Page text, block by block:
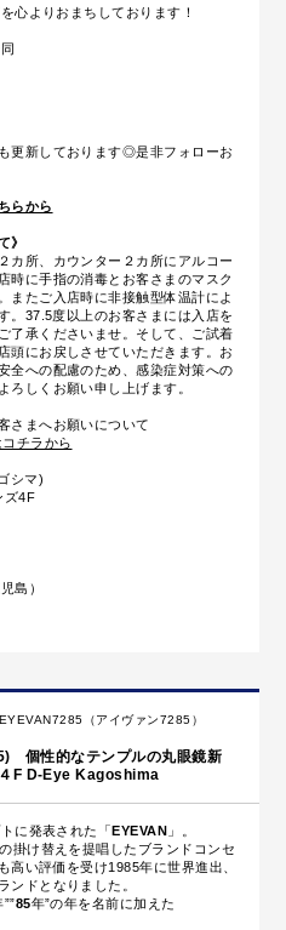
心よりおまちしております！
更新しております◎是非フォローお
らから
》
カ所、カウンター２カ所にアルコー
時に手指の消毒とお客さまのマスク
またご入店時に非接触型体温計によ
。37.5度以上のお客さまには入店を
了承くださいませ。そして、ご試着
頭にお戻しさせていただきます。お
全への配慮のため、感染症対策への
ろしくお願い申し上げます。
さまへお願いについて
チラから
シマ)
ズ4F
島）
EYEVAN7285（アイヴァン7285）
個性的なテンプルの丸眼鏡新
F D-Eye Kagoshima
に発表された「EYEVAN 」。
掛け替えを提唱したブランドコンセ
高い評価を受け1985年に世界進出、
ンドとなりました。
85年”の年を名前に加えた